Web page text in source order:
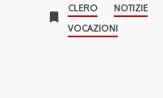
bookmark
CLERO NOTIZIE
VOCAZIONI